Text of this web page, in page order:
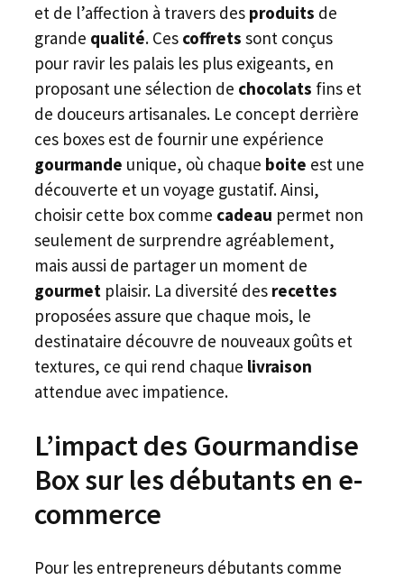
et de l’affection à travers des produits de
grande qualité. Ces coffrets sont conçus
pour ravir les palais les plus exigeants, en
proposant une sélection de chocolats fins et
de douceurs artisanales. Le concept derrière
ces boxes est de fournir une expérience
gourmande unique, où chaque boite est une
découverte et un voyage gustatif. Ainsi,
choisir cette box comme cadeau permet non
seulement de surprendre agréablement,
mais aussi de partager un moment de
gourmet plaisir. La diversité des recettes
proposées assure que chaque mois, le
destinataire découvre de nouveaux goûts et
textures, ce qui rend chaque livraison
attendue avec impatience.
L’impact des Gourmandise
Box sur les débutants en e-
commerce
Pour les entrepreneurs débutants comme